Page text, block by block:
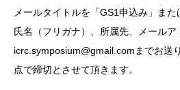
メールタイトルを「GS1申込み」また
氏名（フリガナ）、所属先、メールア
icrc.symposium@gmail.comまでお送
点で締切とさせて頂きます。